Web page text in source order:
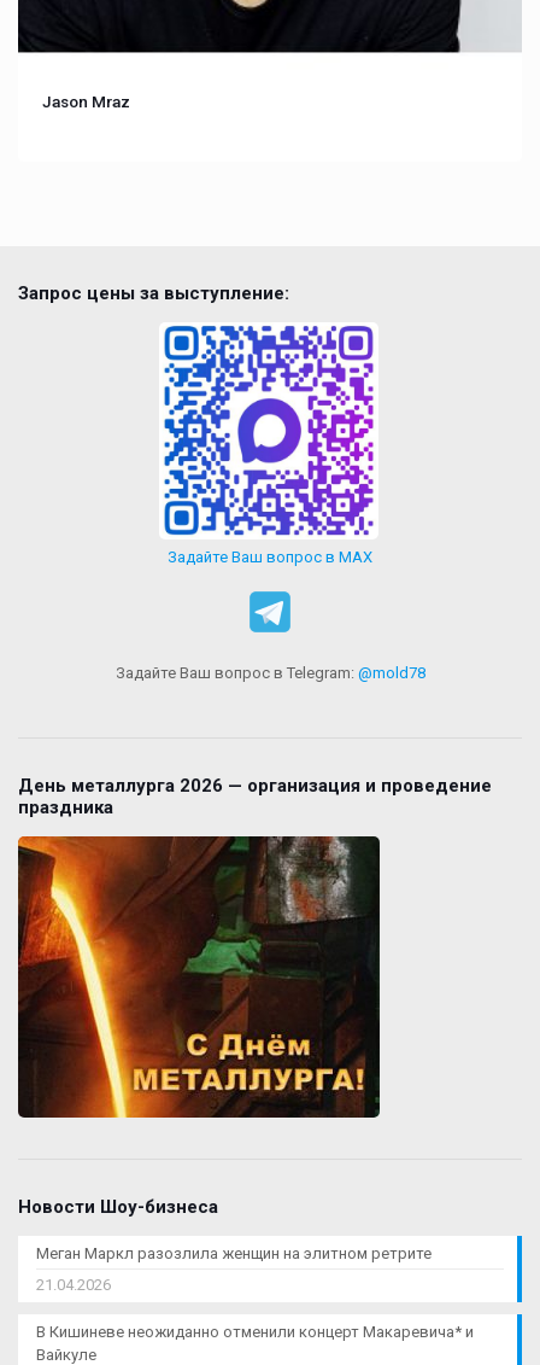
Jason Mraz
Запрос цены за выступление:
Задайте Ваш вопрос в MAX
Задайте Ваш вопрос в Telegram: @mold78
День металлурга 2026 — организация и проведение
праздника
Новости Шоу-бизнеса
Меган Маркл разозлила женщин на элитном ретрите
21.04.2026
В Кишиневе неожиданно отменили концерт Макаревича* и
Вайкуле